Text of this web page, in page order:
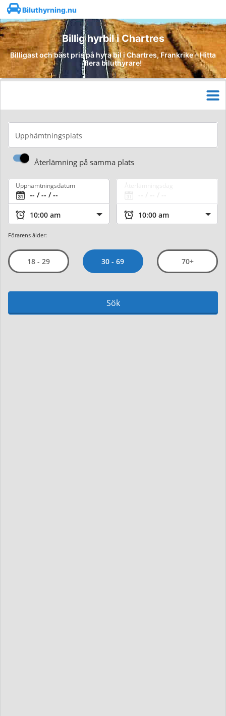
Biluthyrning.nu
Billig hyrbil i Chartres
Billigast och bäst pris på hyra bil i Chartres, Frankrike - Hitta
flera biluthyrare!
Upphämtningsplats
Återlämning på samma plats
Upphämtningsdatum
Förarens ålder:
18 - 29 30 - 69 70+
Sök